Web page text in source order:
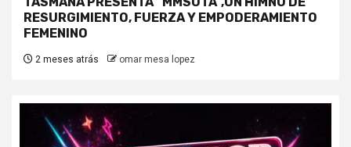
RESURGIMIENTO, FUERZA Y EMPODERAMIENTO
FEMENINO
2 meses atrás omar mesa lopez